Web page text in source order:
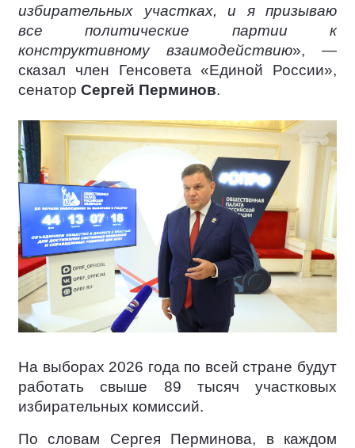
избирательных участках, и я призываю
все политические партии к
конструктивному взаимодействию», —
сказал член Генсовета «Единой России»,
сенатор Сергей Перминов.
На выборах 2026 года по всей стране будут
работать свыше 89 тысяч участковых
избирательных комиссий.
По словам Сергея Перминова, в каждом